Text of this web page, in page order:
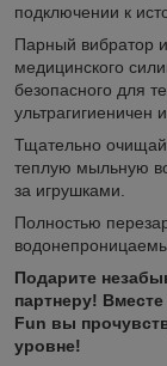
подключении к
Парный вибратор
медицинского
безопасного для
ультрагигиеничен
Тщательно
теплую мыльную
за игрушками.
Полностью
Подарите
партнеру!
Fun вы
уровне!